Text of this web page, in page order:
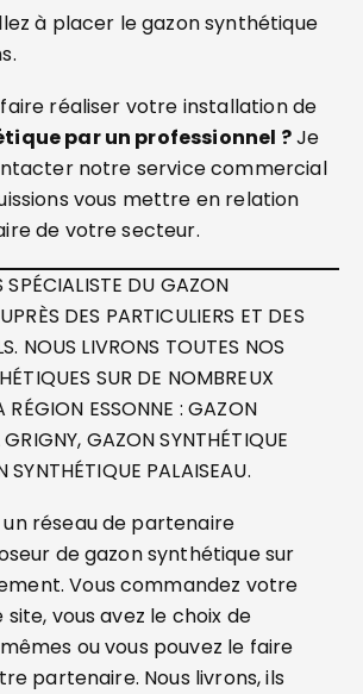
à placer le gazon synthétique
réaliser votre installation de
par un professionnel ?Je
notre service commercial
vous mettre en relation
de votre secteur.
SPÉCIALISTE DU GAZON
DES PARTICULIERS ET DES
NOUS LIVRONS TOUTES NOS
SUR DE NOMBREUX
RÉGION ESSONNE : GAZON
GAZON SYNTHÉTIQUE
SYNTHÉTIQUE PALAISEAU.
un réseau de partenaire
de gazon synthétique sur
Vous commandez votre
vous avez le choix de
ou vous pouvez le faire
partenaire. Nous livrons, ils